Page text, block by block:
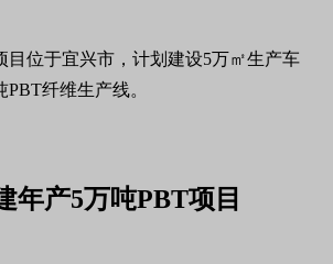
目位于宜兴市，计划建设5万㎡生产车
纤维生产线。
年产5万吨PBT项目